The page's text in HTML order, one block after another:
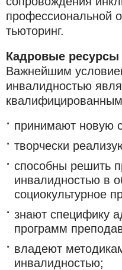
профессиональной
тьюторинг.
Кадровые
Важнейшим
инвалидностью
принимают новую
творчески
способны решить
инвалидностью в
социокультурное
знают специфику
программ
владеют
инвалидностью;